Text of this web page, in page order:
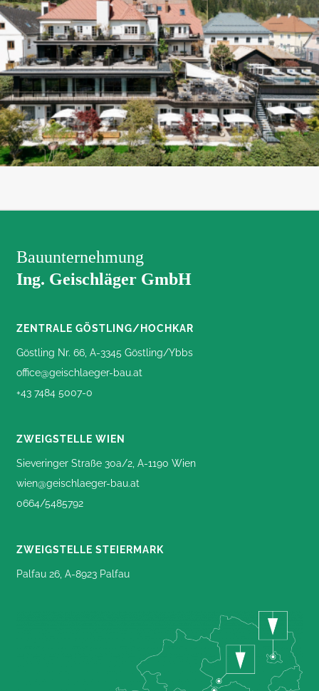
Bauunternehmung
Ing. Geischläger GmbH
ZENTRALE GÖSTLING/HOCHKAR
Göstling Nr. 66, A-3345 Göstling/Ybbs
office@geischlaeger-bau.at
+43 7484 5007-0
ZWEIGSTELLE WIEN
Sieveringer Straße 30a/2, A-1190 Wien
wien@geischlaeger-bau.at
0664/5485792
ZWEIGSTELLE STEIERMARK
Palfau 26, A-8923 Palfau